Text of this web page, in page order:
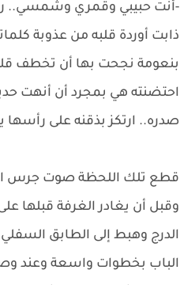
-أنت حبيبي وقمري وشمسي..
ذابت أوردة قلبه من عذوبة
بنعومة نجحت بها أن تخطف
احتضنته هي بمجرد أن أنهت
صدره.. ارتكز بذقنه على رأسها
قطع تلك اللحظة صوت جرس
وقبل أن يغادر الغرفة قبلها
الدرج وهبط إلى الطابق
الباب بخطوات واسعة وعند